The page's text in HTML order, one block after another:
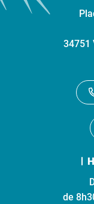
34751
de